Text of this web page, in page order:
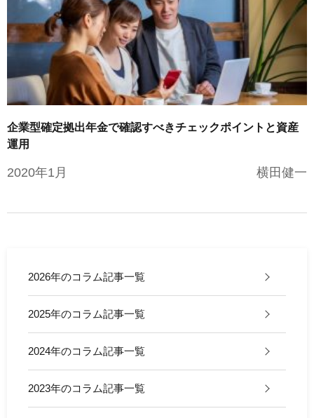
企業型確定拠出年金で確認すべきチェックポイントと資産
運用
2020年1月 横田健一
2026年のコラム記事一覧
2025年のコラム記事一覧
2024年のコラム記事一覧
2023年のコラム記事一覧